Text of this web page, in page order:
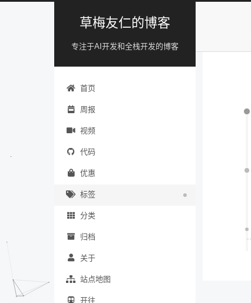
草梅友仁的博客
专注于AI开发和全栈开发的博客
首页
周报
视频
代码
优惠
标签
分类
归档
关于
站点地图
开往